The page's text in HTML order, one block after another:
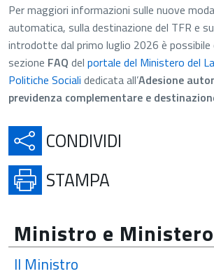
Per maggiori informazioni sulle nuove
automatica, sulla destinazione del TFR e
introdotte dal primo luglio 2026 è possibile
sezione FAQ del portale del Ministero del
Politiche Sociali dedicata all’Adesione
previdenza complementare e
CONDIVIDI
STAMPA
Ministro e Ministero
Il Ministro